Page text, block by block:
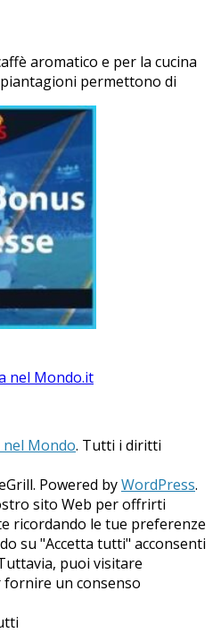
aromatico e per la cucina
permettono di
nel Mondo.it
nel Mondo. Tutti i diritti
Powered byWordPress.
sito Web per offrirti
ricordando le tue preferenze
su "Accetta tutti" acconsenti
puoi visitare
un consenso